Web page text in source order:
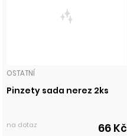
OSTATNÍ
Pinzety sada nerez 2ks
na dotaz 66 Kč